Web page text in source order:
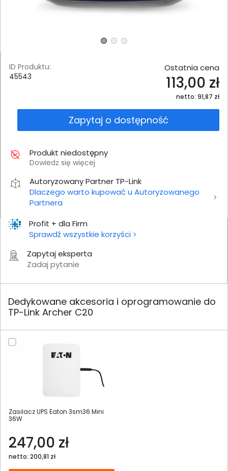
Profit + dla Firm
Sprawdź wszystkie korzyści
Zapytaj eksperta
Zadaj pytanie
ID Produktu:
45543
Ostatnia cena
113,00 zł
netto: 91,87 zł
Zapytaj o dostępność
Produkt niedostępny
Dowiedz się więcej
Autoryzowany Partner TP-Link
Dlaczego warto kupować u Autoryzowanego
Partnera
Dedykowane akcesoria i oprogramowanie do
TP-Link Archer C20
Zasilacz UPS Eaton 3sm36 Mini
36W
247,00 zł
netto: 200,81 zł